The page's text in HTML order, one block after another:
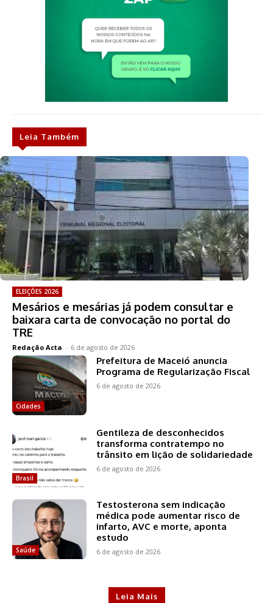
Leia Também
ELEIÇÕES 2026
Mesários e mesárias já podem consultar e
baixara carta de convocação no portal do
TRE
Redação Acta - 6 de agosto de 2026
Cidades
Prefeitura de Maceió anuncia
Programa de Regularização Fiscal
6 de agosto de 2026
Brasil
Gentileza de desconhecidos
transforma contratempo no
trânsito em lição de solidariedade
6 de agosto de 2026
Saúde
Testosterona sem indicação
médica pode aumentar risco de
infarto, AVC e morte, aponta
estudo
6 de agosto de 2026
Leia Mais